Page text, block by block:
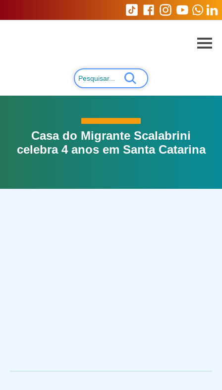
Casa do Migrante Scalabrini
celebra 4 anos em Santa Catarina